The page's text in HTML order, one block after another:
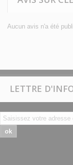
Aucun avis n'a été
LETTRE
ok